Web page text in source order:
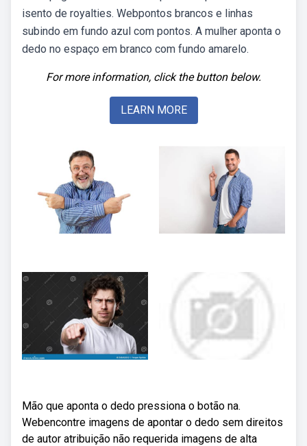
isento de royalties. Webpontos brancos e linhas
subindo em fundo azul com pontos. A mulher aponta o
dedo no espaço em branco com fundo amarelo.
For more information, click the button below.
LEARN MORE
Mão que aponta o dedo pressiona o botão na.
Webencontre imagens de apontar o dedo sem direitos
de autor atribuição não requerida imagens de alta